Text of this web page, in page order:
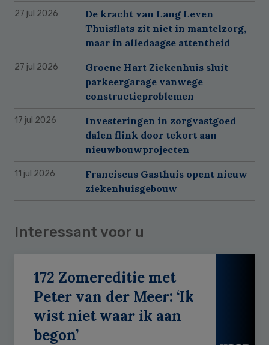
27 jul 2026
De kracht van Lang Leven
Thuisflats zit niet in mantelzorg,
maar in alledaagse attentheid
27 jul 2026
Groene Hart Ziekenhuis sluit
parkeergarage vanwege
constructieproblemen
17 jul 2026
Investeringen in zorgvastgoed
dalen flink door tekort aan
nieuwbouwprojecten
11 jul 2026
Franciscus Gasthuis opent nieuw
ziekenhuisgebouw
Interessant voor u
172 Zomereditie met
Peter van der Meer: ‘Ik
wist niet waar ik aan
begon’